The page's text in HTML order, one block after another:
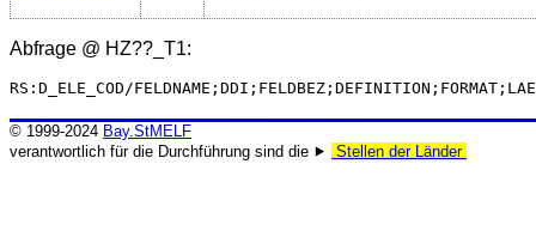
Abfrage @ HZ??_T1:
RS:D_ELE_COD/
© 1999-2024 Bay.StMELF
verantwortlich für die Durchführung sind die ⯈
Stellen der Länder